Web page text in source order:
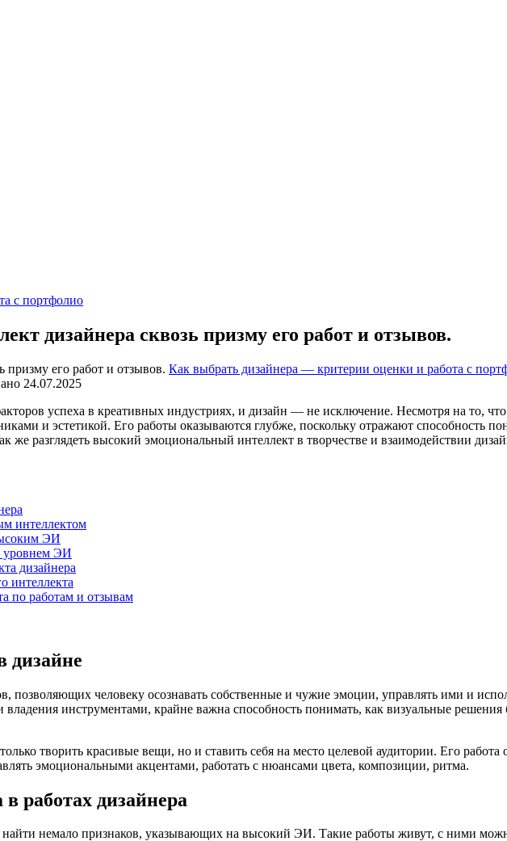
с портфолио
дизайнера сквозь призму его работ и отзывов.
Как выбрать дизайнера — критерии оценки и работа с
24.07.2025
успеха в креативных индустриях, и дизайн — не исключение. Несмотря на то,
и эстетикой. Его работы оказываются глубже, поскольку отражают способность
же разглядеть высокий эмоциональный интеллект в творчестве и взаимодействии
интеллектом
ЭИ
уровнем ЭИ
дизайнера
интеллекта
по работам и отзывам
дизайне
человеку осознавать собственные и чужие эмоции, управлять ими и
инструментами, крайне важна способность понимать, как визуальные
творить красивые вещи, но и ставить себя на место целевой аудитории. Его работа
эмоциональными акцентами, работать с нюансами цвета, композиции, ритма.
работах дизайнера
немало признаков, указывающих на высокий ЭИ. Такие работы живут, с ними